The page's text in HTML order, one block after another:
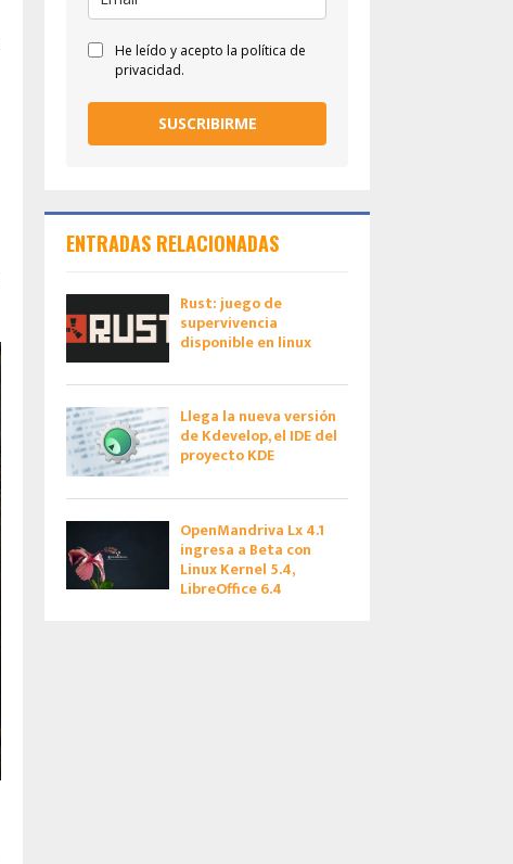
He leído y acepto la política de
privacidad.
SUSCRIBIRME
ENTRADAS RELACIONADAS
Rust: juego de
supervivencia
disponible en linux
Llega la nueva versión
de Kdevelop, el IDE del
proyecto KDE
OpenMandriva Lx 4.1
ingresa a Beta con
Linux Kernel 5.4,
LibreOffice 6.4